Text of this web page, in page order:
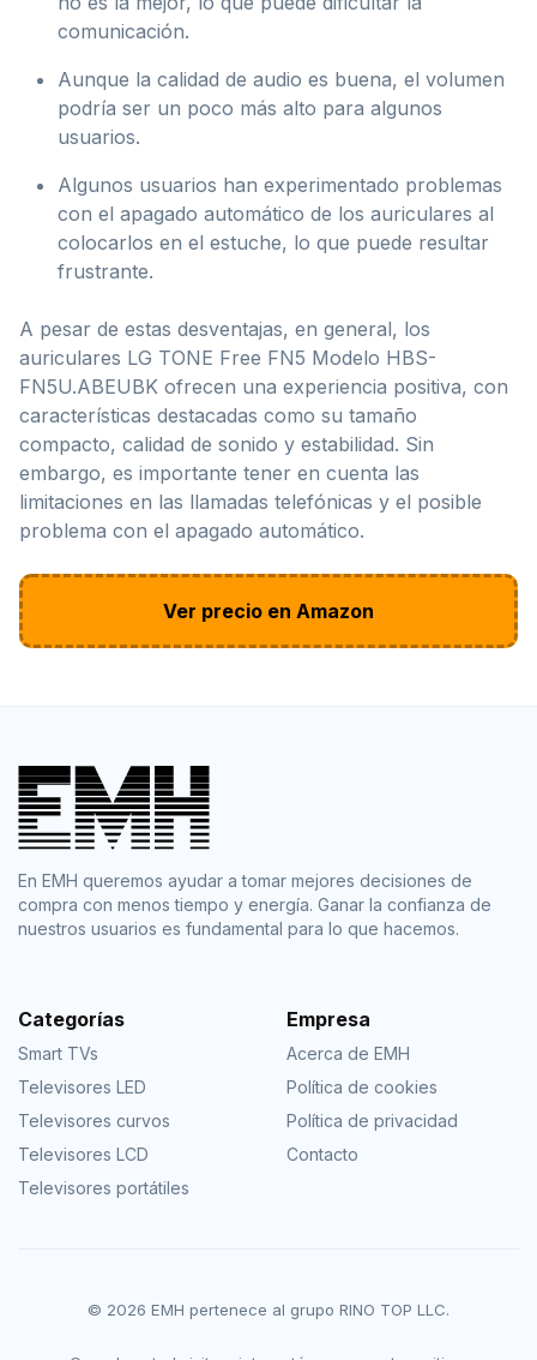
comunicación.
Aunque la calidad de audio es buena, el volumen
podría ser un poco más alto para algunos
usuarios.
Algunos usuarios han experimentado problemas
con el apagado automático de los auriculares al
colocarlos en el estuche, lo que puede resultar
frustrante.
A pesar de estas desventajas, en general, los
auriculares LG TONE Free FN5 Modelo ‎HBS-
FN5U.ABEUBK ofrecen una experiencia positiva, con
características destacadas como su tamaño
compacto, calidad de sonido y estabilidad. Sin
embargo, es importante tener en cuenta las
limitaciones en las llamadas telefónicas y el posible
problema con el apagado automático.
Ver precio en Amazon
En EMH queremos ayudar a tomar mejores decisiones de
compra con menos tiempo y energía. Ganar la confianza de
nuestros usuarios es fundamental para lo que hacemos.
Categorías
Smart TVs
Televisores LED
Televisores curvos
Televisores LCD
Televisores portátiles
Empresa
Acerca de EMH
Política de cookies
Política de privacidad
Contacto
© 2026 EMH pertenece al grupo RINO TOP LLC.